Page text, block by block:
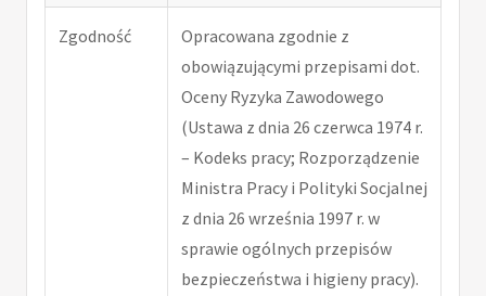
Zgodność
Opracowana zgodnie z
obowiązującymi przepisami dot.
Oceny Ryzyka Zawodowego
(Ustawa z dnia 26 czerwca 1974 r.
– Kodeks pracy; Rozporządzenie
Ministra Pracy i Polityki Socjalnej
z dnia 26 września 1997 r. w
sprawie ogólnych przepisów
bezpieczeństwa i higieny pracy).